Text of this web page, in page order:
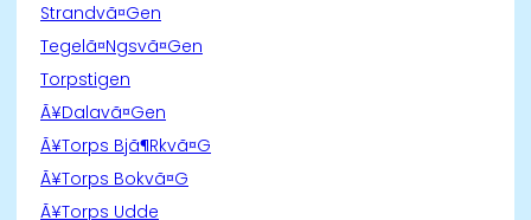
Strandvã¤Gen
Tegelã¤Ngsvã¤Gen
Torpstigen
Ã¥Dalavã¤Gen
Ã¥Torps Bjã¶Rkvã¤G
Ã¥Torps Bokvã¤G
Ã¥Torps Udde